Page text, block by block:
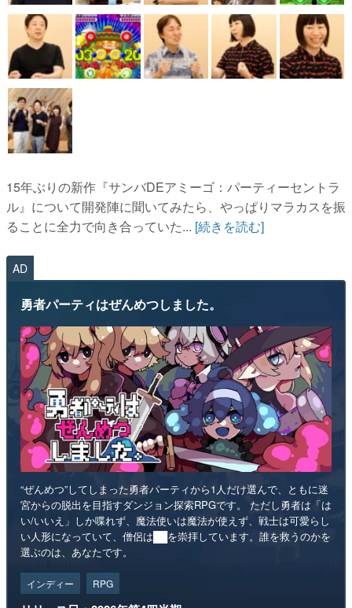
15年ぶりの新作『サンバDEアミーゴ：パーティーセントラ
ル』について開発陣に聞いてみたら、やっぱりマラカスを振
ることに全力で向き合っていた... [続きを読む]
AD
勇者パーティはぜんめつしました。
“ぜんめつ”してしまった勇者パーティから1人だけ選んで、ともに迷
宮からの脱出を目指すダンジョン探索RPGです。 ただし勇者は「は
い/いいえ」しか喋れず、魔法使いは魔法が使えず、戦士は可愛らし
い人形になっていて、僧侶は██を崇拝しています。誰を救うのかを
選ぶのは、あなたです。
インディー RPG